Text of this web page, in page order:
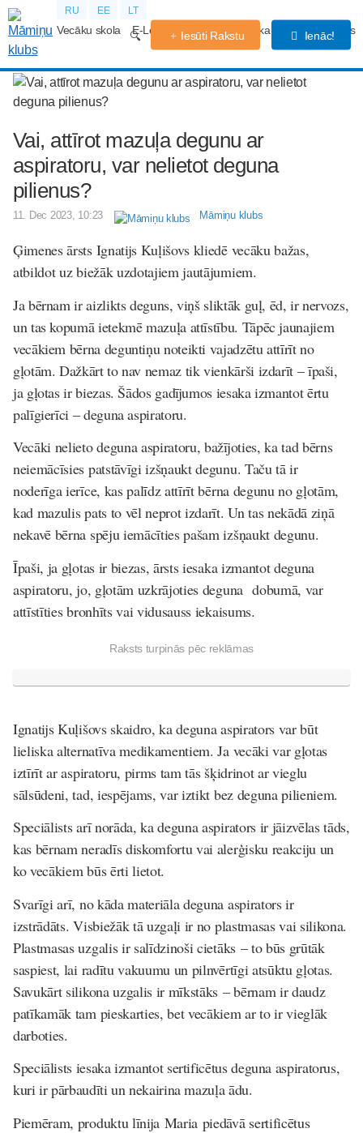
RU EE LT
Vecāku skola E-Lekcijas Grūtniecības kalendārs Forums
Iesūti Rakstu Ienāc!
Vai, attīrot mazuļa degunu ar
aspiratoru, var nelietot deguna
pilienus?
11. Dec 2023, 10:23 Māmiņu klubs
Ģimenes ārsts Ignatijs Kuļišovs kliedē vecāku bažas,
atbildot uz biežāk uzdotajiem jautājumiem.
Ja bērnam ir aizlikts deguns, viņš sliktāk guļ, ēd, ir nervozs,
un tas kopumā ietekmē mazuļa attīstību. Tāpēc jaunajiem
vecākiem bērna deguntiņu noteikti vajadzētu attīrīt no
gļotām. Dažkārt to nav nemaz tik vienkārši izdarīt – īpaši,
ja gļotas ir biezas. Šādos gadījumos iesaka izmantot ērtu
palīgierīci – deguna aspiratoru.
Vecāki nelieto deguna aspiratoru, bažījoties, ka tad bērns
neiemācīsies patstāvīgi izšņaukt degunu. Taču tā ir
noderīga ierīce, kas palīdz attīrīt bērna degunu no gļotām,
kad mazulis pats to vēl neprot izdarīt. Un tas nekādā ziņā
nekavē bērna spēju iemācīties pašam izšņaukt degunu.
Īpaši, ja gļotas ir biezas, ārsts iesaka izmantot deguna
aspiratoru, jo, gļotām uzkrājoties deguna dobumā, var
attīstīties bronhīts vai vidusauss iekaisums.
Raksts turpinās pēc reklāmas
Ignatijs Kuļišovs skaidro, ka deguna aspirators var būt
lieliska alternatīva medikamentiem. Ja vecāki var gļotas
iztīrīt ar aspiratoru, pirms tam tās šķidrinot ar vieglu
sālsūdeni, tad, iespējams, var iztikt bez deguna pilieniem.
Speciālists arī norāda, ka deguna aspirators ir jāizvēlas tāds,
kas bērnam neradīs diskomfortu vai alerģisku reakciju un
ko vecākiem būs ērti lietot.
Svarīgi arī, no kāda materiāla deguna aspirators ir
izstrādāts. Visbiežāk tā uzgaļi ir no plastmasas vai silikona.
Plastmasas uzgalis ir salīdzinoši cietāks – to būs grūtāk
saspiest, lai radītu vakuumu un pilnvērtīgi atsūktu gļotas.
Savukārt silikona uzgalis ir mīkstāks – bērnam ir daudz
patīkamāk tam pieskarties, bet vecākiem ar to ir vieglāk
darboties.
Speciālists iesaka izmantot sertificētus deguna aspiratorus,
kuri ir pārbaudīti un nekairina mazuļa ādu.
Piemēram, produktu līnija Maria piedāvā sertificētus